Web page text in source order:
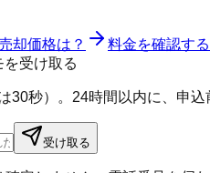
却価格は？ 料金を確認する
受け取る
30秒）。24時間以内に、申
受け取る